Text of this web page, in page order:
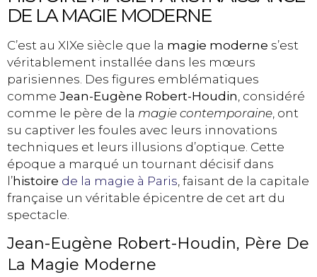
DE LA MAGIE MODERNE
C’est au XIXe siècle que la magie moderne s’est
véritablement installée dans les mœurs
parisiennes. Des figures emblématiques
comme Jean-Eugène Robert-Houdin , considéré
comme le père de la magie contemporaine , ont
su captiver les foules avec leurs innovations
techniques et leurs illusions d’optique. Cette
époque a marqué un tournant décisif dans
l’histoire de la magie à Paris , faisant de la capitale
française un véritable épicentre de cet art du
spectacle.
Jean-Eugène Robert-Houdin, Père De
La Magie Moderne